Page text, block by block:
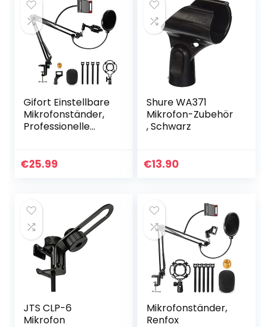
Gifort Einstellbare
Mikrofonständer,
Professionelle
Spinne und
€25.99
Shure WA371
Mikrofon-Zubehör
, Schwarz
€13.90
JTS CLP-6
Mikrofon
Mikrofonständer,
Renfox